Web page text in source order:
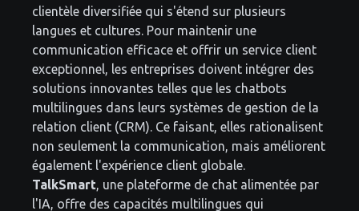
clientèle diversifiée qui s'étend sur plusieurs
langues et cultures. Pour maintenir une
communication efficace et offrir un service client
exceptionnel, les entreprises doivent intégrer des
solutions innovantes telles que les chatbots
multilingues dans leurs systèmes de gestion de la
relation client (CRM). Ce faisant, elles rationalisent
non seulement la communication, mais améliorent
également l'expérience client globale.
TalkSmart , une plateforme de chat alimentée par
l'IA, offre des capacités multilingues qui